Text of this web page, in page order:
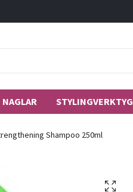
NAGLAR STYLINGVERKTYG
Shampoo 250ml